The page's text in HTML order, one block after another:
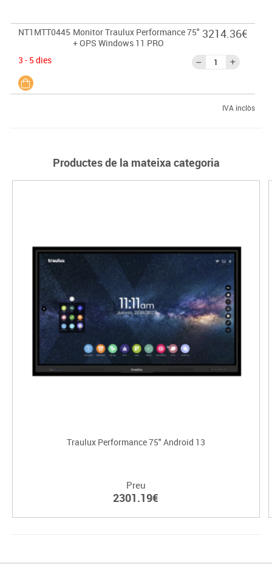
NT1MTT0445 Monitor Traulux Performance 75"
+ OPS Windows 11 PRO
3 - 5 dies
3214.36€
IVA inclòs
Productes de la mateixa categoria
Traulux Performance 75" Android 13
Preu
2301.19€